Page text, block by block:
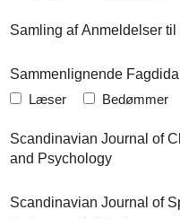
Samling af Anmeldelser
Sammenlignende
Læser Bedømmer
Scandinavian Journal of
and Psychology
Scandinavian Journal of